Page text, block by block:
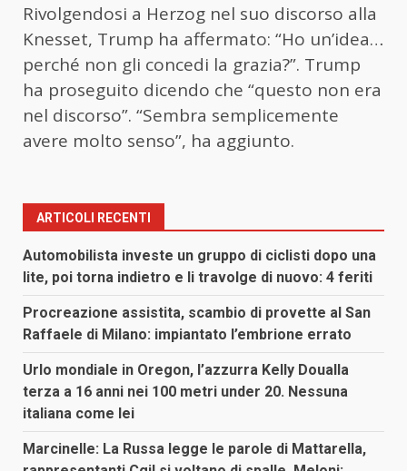
Rivolgendosi a Herzog nel suo discorso alla
Knesset, Trump ha affermato: “Ho un’idea…
perché non gli concedi la grazia?”. Trump
ha proseguito dicendo che “questo non era
nel discorso”. “Sembra semplicemente
avere molto senso”, ha aggiunto.
ARTICOLI RECENTI
Automobilista investe un gruppo di ciclisti dopo una
lite, poi torna indietro e li travolge di nuovo: 4 feriti
Procreazione assistita, scambio di provette al San
Raffaele di Milano: impiantato l’embrione errato
Urlo mondiale in Oregon, l’azzurra Kelly Doualla
terza a 16 anni nei 100 metri under 20. Nessuna
italiana come lei
Marcinelle: La Russa legge le parole di Mattarella,